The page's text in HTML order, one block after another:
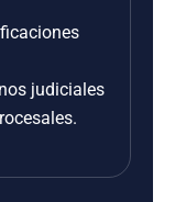
judiciales